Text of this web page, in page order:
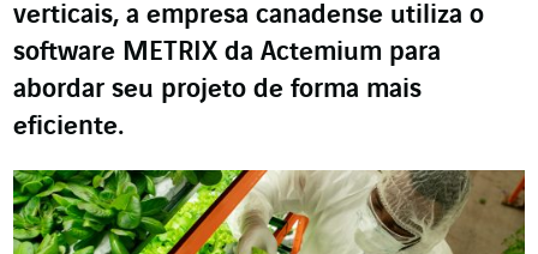
verticais, a empresa canadense utiliza o
software METRIX da Actemium para
abordar seu projeto de forma mais
eficiente.